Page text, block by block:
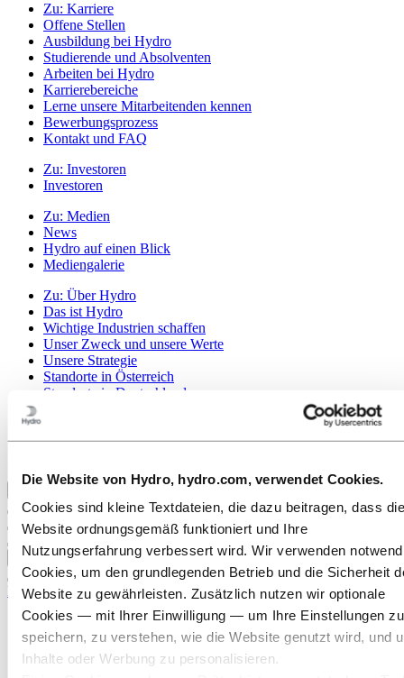
Die Website von Hydro, hydro.com, verwendet Cookies.
Cookies sind kleine Textdateien, die dazu beitragen, dass die
Website ordnungsgemäß funktioniert und Ihre
Nutzungserfahrung verbessert wird. Wir verwenden
Cookies, um den grundlegenden Betrieb und die Sicherheit
Website zu gewährleisten. Zusätzlich nutzen wir optionale
Cookies — mit Ihrer Einwilligung — um Ihre Einstellungen zu
speichern, zu verstehen, wie die Website genutzt wird, und
Inhalte oder Werbung zu personalisieren.
Zu: Karriere
Offene Stellen
Ausbildung bei Hydro
Studierende und Absolventen
Arbeiten bei Hydro
Karrierebereiche
Lerne unsere Mitarbeitenden kennen
Bewerbungsprozess
Kontakt und FAQ
Zu: Investoren
Investoren
Zu: Medien
News
Hydro auf einen Blick
Mediengalerie
Zu: Über Hydro
Das ist Hydro
Wichtige Industrien schaffen
Unser Zweck und unsere Werte
Unsere Strategie
Standorte in Österreich
Standorte in Deutschland
Beschaffung
Schließen
Karriere
Offene Stellen
Ausbildung bei Hydro
Studierende und Absolventen
Arbeiten bei Hydro